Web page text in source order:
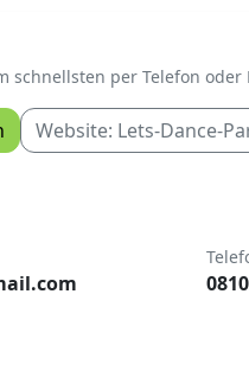
schnellsten per Telefon oder
Website: Lets-Dance-